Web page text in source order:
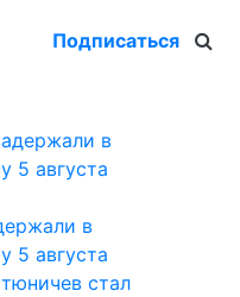
Подписаться
в
5 августа